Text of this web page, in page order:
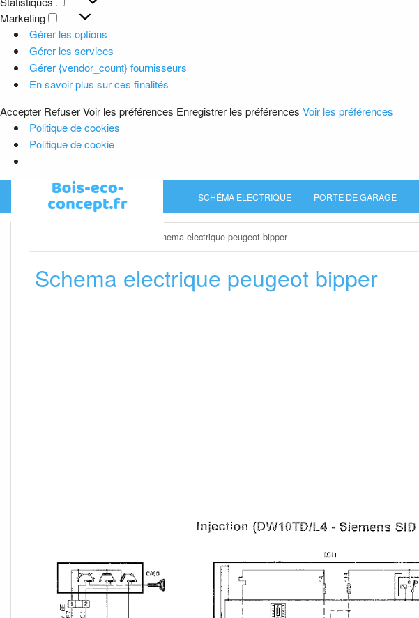
Statistiques
Marketing
Marketing
Gérer les options
Gérer les services
Gérer {vendor_count} fournisseurs
En savoir plus sur ces finalités
Accepter RefuserVoir les préférences Enregistrer les préférences Voir les préférences
Politique de cookies
Politique de cookie
SCHÉMA ELECTRIQUE PORTE DE GARAGE
Schema electrique peugeot bipper
Schema electrique peugeot bipper